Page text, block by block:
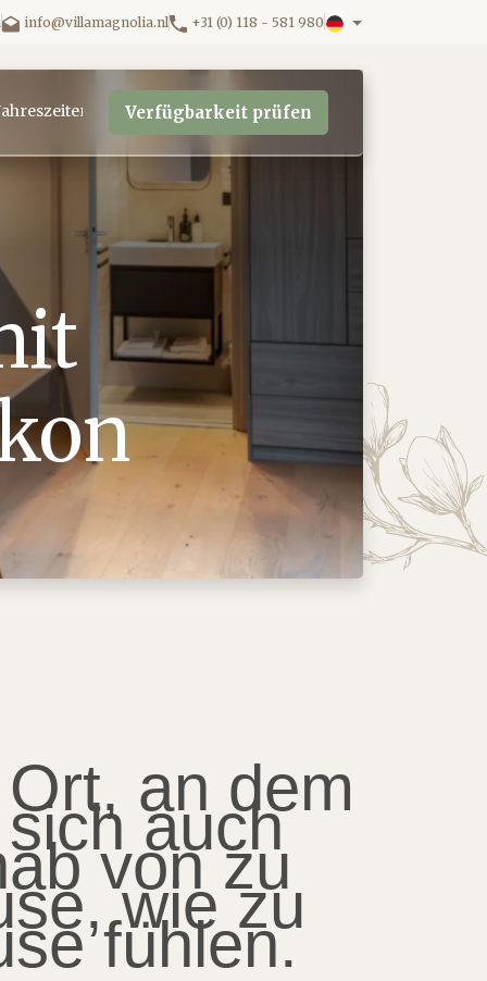
info@villamagnolia.nl +31 (0) 118 - 581 980
Verfügbarkeit prüfen
an dem
auch
von zu
wie zu
fühlen.